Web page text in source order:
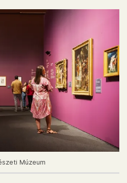
Múzeum